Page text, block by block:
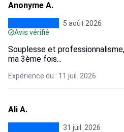
Anonyme A.
5 août 2026
Avis vérifié
Souplesse et
ma 3ème fois...
Expérience du : 11 juil. 2026
Ali A.
31 juil. 2026